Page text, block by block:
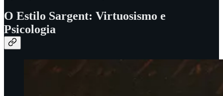
O Estilo Sargent: Virtuosismo e
Psicologia